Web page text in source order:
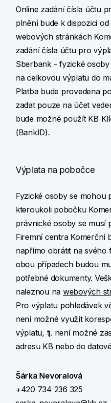
Online zadání čísla účtu
plnění bude k dispozici od
webových stránkách
zadání čísla účtu pro
Sberbank - fyzické
na celkovou výplatu do
Platba bude provedena
zadat pouze na účet
bude možné použít KB
(BankID).
Výplata na pobočce
Fyzické osoby se mohou
kteroukoli pobočku
právnické osoby se musí
Firemní centra Komerční
napřímo obrátit na svého
obou případech budou
potřebné dokumenty.
naleznou na webových
Pro výplatu pohledávek
není možné využít
výplatu, tj. není možné
adresu KB nebo do
Šárka Nevoralová
+420 734 236 325